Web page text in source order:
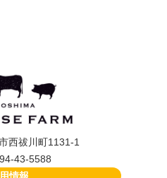
西祓川町1131-1
43-5588